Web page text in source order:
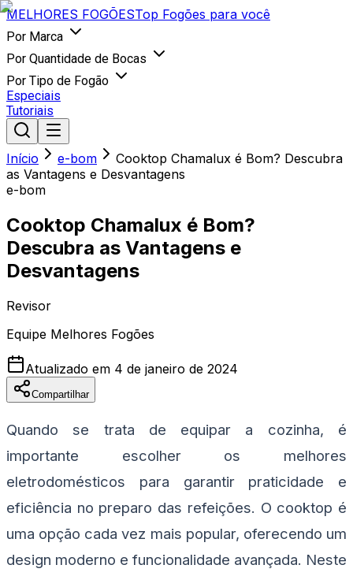
MELHORES FOGÕESTop Fogões para você
Por Marca
Por Quantidade de Bocas
Por Tipo de Fogão
Especiais
Tutoriais
Início e-bom
Cooktop Chamalux é Bom? Descubra
as Vantagens e Desvantagens
e-bom
Cooktop Chamalux é Bom?
Descubra as Vantagens e
Desvantagens
Revisor
Equipe Melhores Fogões
Atualizado em 4 de janeiro de 2024
Compartilhar
Quando se trata de equipar a cozinha, é
importante escolher os melhores
eletrodomésticos para garantir praticidade e
eficiência no preparo das refeições. O cooktop é
uma opção cada vez mais popular, oferecendo um
design moderno e funcionalidade avançada. Neste